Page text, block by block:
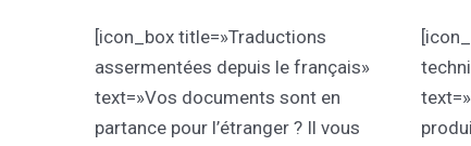
[icon_box title=»Traductions
assermentées depuis le français»
text=»Vos documents sont en
partance pour l’étranger ? Il vous